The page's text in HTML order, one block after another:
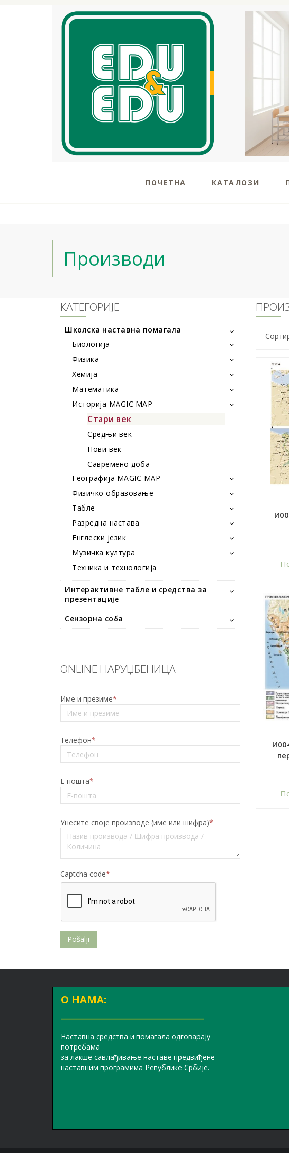
ПОЧЕТНА КАТАЛОЗИ
Производи
КАТЕГОРИЈЕ
Школска наставна помагала
Биологија
Физика
Хемија
Математика
Историја MAGIC MAP
Стари век
Средњи век
Нови век
Савремено доба
Географија MAGIC MAP
Физичко образовање
Табле
Разредна настава
Енглески језик
Музичка култура
Техника и технологија
Интерактивне табле и средства за
презентације
Сензорна соба
ОNLINE НАРУЏБЕНИЦА
Име и презиме*
Телефон*
Е-пошта*
Унесите своје производе (име или шифра)*
Captcha code*
Pošalji
О НАМА:
Наставна средства и помагала одговарају
потребама
за лакше савлађивање наставе предвиђене
наставним програмима Републике Србије.